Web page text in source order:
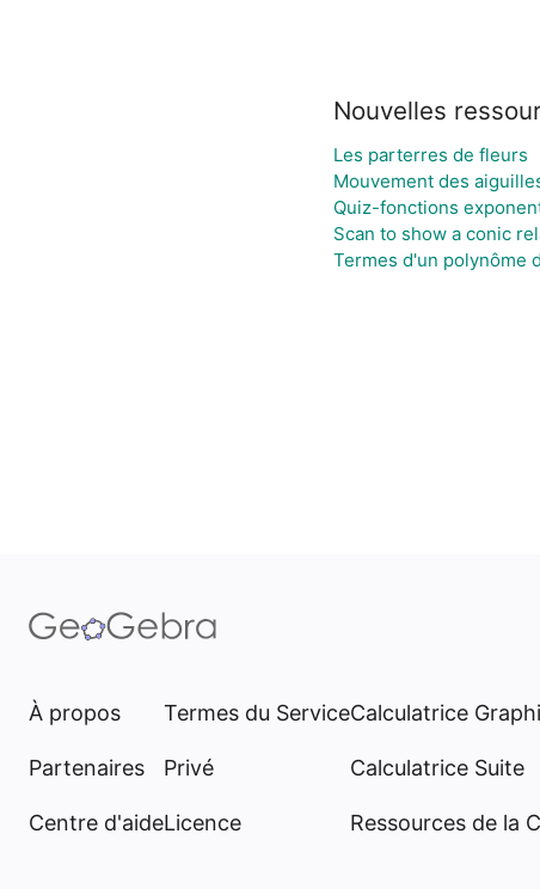
Nouvelles
Les parterres de fleurs
Mouvement des
Quiz-fonctions
Scan to show a conic
Termes d'un polynôme
À propos
Partenaires
Centre d'aide
Termes du Service
Privé
Licence
Calculatrice
Calculatrice Suite
Ressources de la